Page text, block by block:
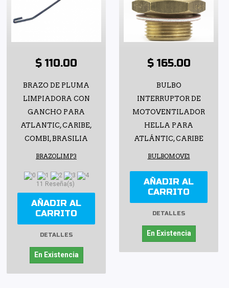
$ 110.00
BRAZO DE PLUMA
LIMPIADORA CON
GANCHO PARA
ATLANTIC, CARIBE,
COMBI, BRASILIA
BRAZOLIMP3
11 Reseña(s)
AÑADIR AL
CARRITO
DETALLES
En Existencia
$ 165.00
BULBO
INTERRUPTOR DE
MOTOVENTILADOR
HELLA PARA
ATLÁNTIC, CARIBE
BULBOMOVE1
AÑADIR AL
CARRITO
DETALLES
En Existencia